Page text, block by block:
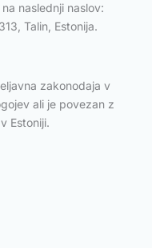
naslednji naslov:
Talin, Estonija.
zakonodaja v
ali je povezan z
Estoniji.